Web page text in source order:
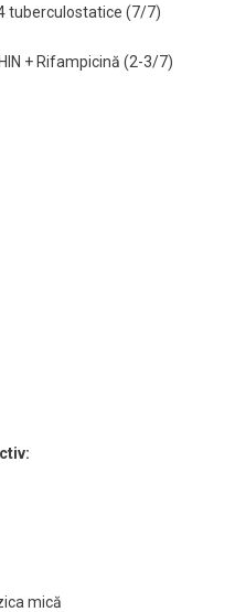
tuberculostatice (7/7)
+ Rifampicină (2-3/7)
mică